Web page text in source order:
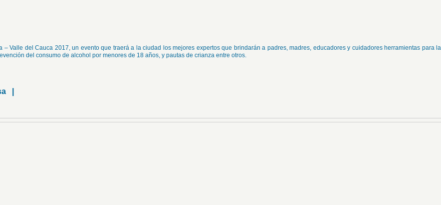
Valle del Cauca 2017, un evento que traerá a la ciudad los mejores expertos que brindarán a padres, madres, educadores y cuidadores herramientas para la
del consumo de alcohol por menores de 18 años, y pautas de crianza entre otros.
|